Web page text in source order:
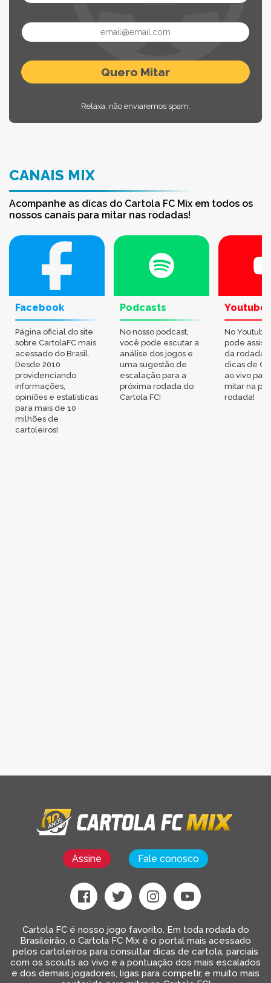
Relaxa, não enviaremos spam.
CANAIS MIX
Acompanhe as dicas do Cartola FC Mix em todos os
nossos canais para mitar nas rodadas!
Facebook
Página oficial do site
sobre CartolaFC mais
acessado do Brasil.
Desde 2010
providenciando
informações,
opiniões e estatísticas
para mais de 10
milhões de
cartoleiros!
Podcasts
No nosso podcast,
você pode escutar a
análise dos jogos e
uma sugestão de
escalação para a
próxima rodada do
Cartola FC!
Youtube
No
pode
da rodada,
dicas de
ao vivo
mitar na
rodada!
Assine Fale conosco
Cartola FC é nosso jogo favorito. Em toda rodada do
Brasileirão, o Cartola FC Mix é o portal mais acessado
pelos cartoleiros para consultar dicas de cartola, parciais
com os scouts ao vivo e a pontuação dos mais escalados
e dos demais jogadores, ligas para competir, e muito mais